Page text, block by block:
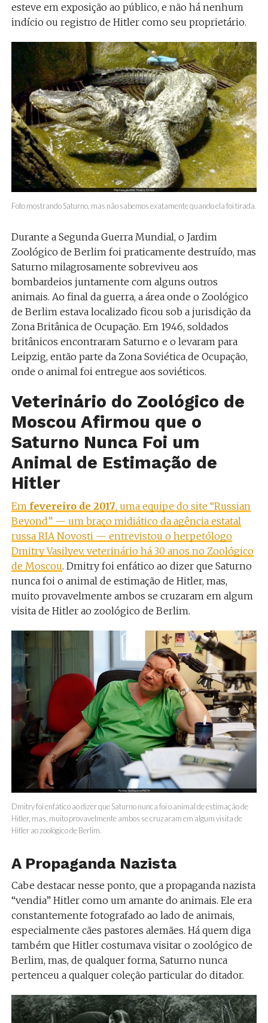
esteve em exposição ao público, e não há nenhum
indício ou registro de Hitler como seu proprietário.
Foto mostrando Saturno, mas não sabemos exatamente quando ela foi tirada.
Durante a Segunda Guerra Mundial, o Jardim
Zoológico de Berlim foi praticamente destruído, mas
Saturno milagrosamente sobreviveu aos
bombardeios juntamente com alguns outros
animais. Ao final da guerra, a área onde o Zoológico
de Berlim estava localizado ficou sob a jurisdição da
Zona Britânica de Ocupação. Em 1946, soldados
britânicos encontraram Saturno e o levaram para
Leipzig, então parte da Zona Soviética de Ocupação,
onde o animal foi entregue aos soviéticos.
Veterinário do Zoológico de
Moscou Afirmou que o
Saturno Nunca Foi um
Animal de Estimação de
Hitler
Em fevereiro de 2017, uma equipe do site “Russian
Beyond” — um braço midiático da agência estatal
russa RIA Novosti — entrevistou o herpetólogo
Dmitry Vasilyev, veterinário há 30 anos no Zoológico
de Moscou. Dmitry foi enfático ao dizer que Saturno
nunca foi o animal de estimação de Hitler, mas,
muito provavelmente ambos se cruzaram em algum
visita de Hitler ao zoológico de Berlim.
Dmitry foi enfático ao dizer que Saturno nunca foi o animal de estimação de
Hitler, mas, muito provavelmente ambos se cruzaram em algum visita de
Hitler ao zoológico de Berlim.
A Propaganda Nazista
Cabe destacar nesse ponto, que a propaganda nazista
“vendia” Hitler como um amante do animais. Ele era
constantemente fotografado ao lado de animais,
especialmente cães pastores alemães. Há quem diga
também que Hitler costumava visitar o zoológico de
Berlim, mas, de qualquer forma, Saturno nunca
pertenceu a qualquer coleção particular do ditador.